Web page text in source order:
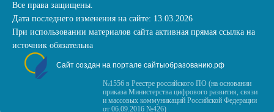
Все права защищены.
Дата последнего изменения на сайте: 13.03.2026
При использовании материалов сайта активная прямая ссылка на
источник обязательна
Сайт создан на портале сайтыобразованию.рф
№1556 в Реестре российского ПО (на основании
приказа Министерства цифрового развития, связи
и массовых коммуникаций Российской Федерации
от 06.09.2016 №426)